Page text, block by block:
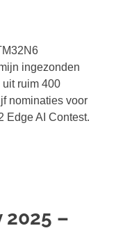
ingezonden
uit ruim 400
nominaties voor
Edge AI Contest.
2025 –